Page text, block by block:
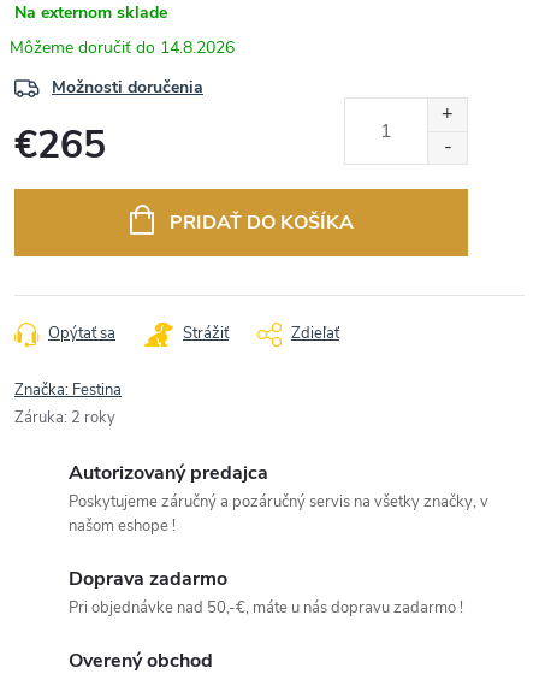
Na externom sklade
14.8.2026
Možnosti doručenia
€265
PRIDAŤ DO KOŠÍKA
Opýtať sa Strážiť Zdieľať
Značka: Festina
Záruka: 2 roky
Autorizovaný predajca
Poskytujeme záručný a pozáručný servis na všetky značky, v
našom eshope !
Doprava zadarmo
Pri objednávke nad 50,-€, máte u nás dopravu zadarmo !
Overený obchod